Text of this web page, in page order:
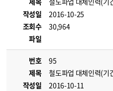
작성일
2016-10-25
조회수
30,964
파일
번호
95
제목
철도파업 대체인력(기
작성일
2016-10-11